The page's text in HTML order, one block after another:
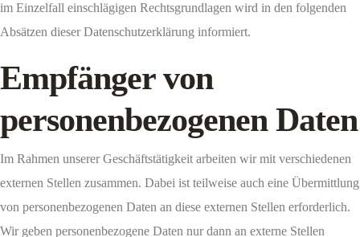
im Einzelfall einschlägigen Rechtsgrundlagen wird in den folgenden
Absätzen dieser Datenschutzerklärung informiert.
Empfänger von
personenbezogenen Daten
Im Rahmen unserer Geschäftstätigkeit arbeiten wir mit verschiedenen
externen Stellen zusammen. Dabei ist teilweise auch eine Übermittlung
von personenbezogenen Daten an diese externen Stellen erforderlich.
Wir geben personenbezogene Daten nur dann an externe Stellen